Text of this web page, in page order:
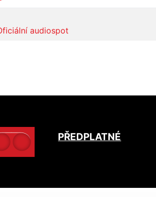
audiospot
PŘEDPLATNÉ